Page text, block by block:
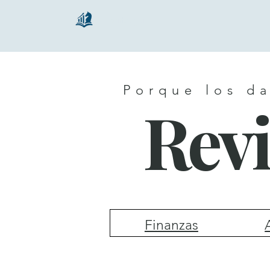
Porque los
Finanzas